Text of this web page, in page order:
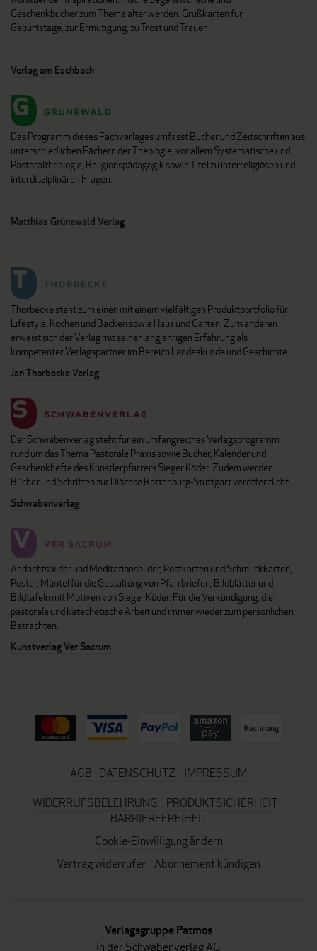
Geschenkbücher zum Thema älter werden. Grußkarten für
Geburtstage, zur Ermutigung, zu Trost und Trauer.
Verlag am Eschbach
Das Programm dieses Fachverlages umfasst Bücher und Zeitschriften aus
unterschiedlichen Fächern der Theologie, vor allem Systematische und
Pastoraltheologie, Religionspädagogik sowie Titel zu interreligiösen und
interdisziplinären Fragen.
Matthias Grünewald Verlag
Thorbecke steht zum einen mit einem vielfältigen Produktportfolio für
Lifestyle, Kochen und Backen sowie Haus und Garten. Zum anderen
erweist sich der Verlag mit seiner langjährigen Erfahrung als
kompetenter Verlagspartner im Bereich Landeskunde und Geschichte.
Jan Thorbecke Verlag
Der Schwabenverlag steht für ein umfangreiches Verlagsprogramm
rund um das Thema Pastorale Praxis sowie Bücher, Kalender und
Geschenkhefte des Künstlerpfarrers Sieger Köder. Zudem werden
Bücher und Schriften zur Diözese Rottenburg-Stuttgart veröffentlicht.
Schwabenverlag
Andachtsbilder und Meditationsbilder, Postkarten und Schmuckkarten,
Poster, Mäntel für die Gestaltung von Pfarrbriefen, Bildblätter und
Bildtafeln mit Motiven von Sieger Köder. Für die Verkündigung, die
pastorale und katechetische Arbeit und immer wieder zum persönlichen
Betrachten.
Kunstverlag Ver Sacrum
AGB DATENSCHUTZ
IMPRESSUM
WIDERRUFSBELEHRUNG
PRODUKTSICHERHEIT
BARRIEREFREIHEIT
Cookie-Einwilligung ändern
Vertrag widerrufen Abonnement kündigen
Verlagsgruppe Patmos
in der Schwabenverlag AG